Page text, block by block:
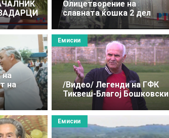
Олицетворение на
славната ќошка 2 дел
на
на
/Видео/ Легенди на ГФК
Тиквеш-Благој Бошковски
Емисии
Емисии